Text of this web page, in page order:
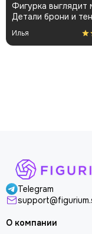
Фигурка выглядит
Детали брони и
плаще
аккуратно. Пришла
и без повреждений.
Илья
Telegram
О компании